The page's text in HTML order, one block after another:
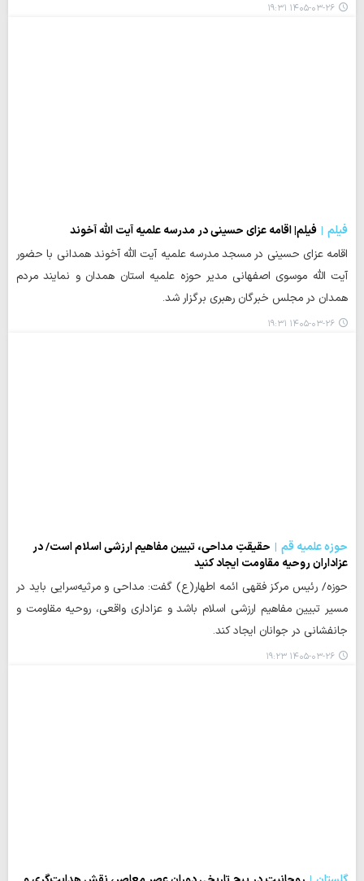
۱۴۰۵-۰۳-۲۶ ۱۹:۳۱
فیلم
فیلم| اقامه عزای حسینی در مدرسه علمیه آیت الله آخوند
اقامه عزای حسینی در مسجد مدرسه علمیه آیت الله آخوند همدانی با حضور
آیت الله موسوی اصفهانی مدیر حوزه علمیه استان همدان و نمایند مردم
همدان در مجلس خبرگان رهبری برگزار شد.
۱۴۰۵-۰۳-۲۶ ۱۹:۳۱
حوزه علمیه قم
حقیقتِ مداحی، تبیین مفاهیم ارزشی اسلام است/ در
عزاداران روحیه مقاومت ایجاد کنید
حوزه/ رئیس مرکز فقهی ائمه اطهار(ع) گفت: مداحی و مرثیه‌سرایی باید در
مسیر تبیین مفاهیم ارزشی اسلام باشد و عزاداری واقعی، روحیه مقاومت و
جانفشانی در جوانان ایجاد کند.
۱۴۰۵-۰۳-۲۶ ۱۹:۲۳